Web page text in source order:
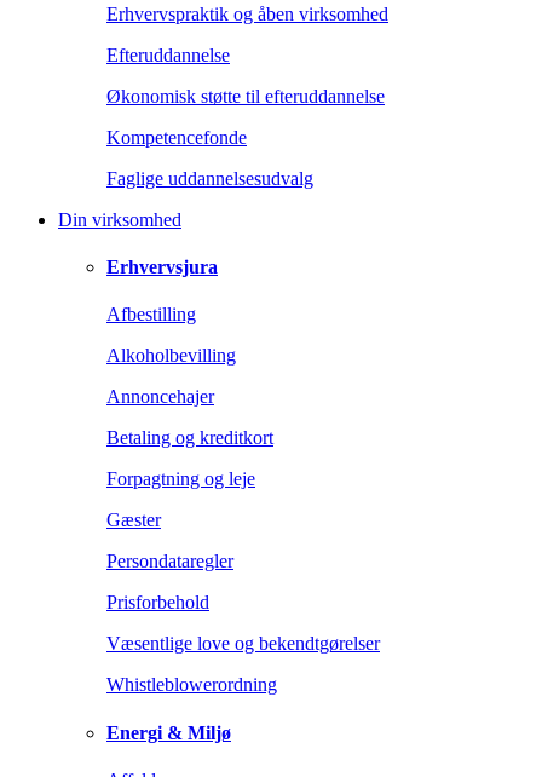
Erhvervspraktik og åben virksomhed
Efteruddannelse
Økonomisk støtte til efteruddannelse
Kompetencefonde
Faglige uddannelsesudvalg
Din virksomhed
Erhvervsjura
Afbestilling
Alkoholbevilling
Annoncehajer
Betaling og kreditkort
Forpagtning og leje
Gæster
Persondataregler
Prisforbehold
Væsentlige love og bekendtgørelser
Whistleblowerordning
Energi & Miljø